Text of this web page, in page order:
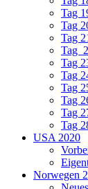
Tag
Tag
Tag
Tag
Tag
Tag
Tag
Tag
Tag
Tag
USA 2020
Norwegen